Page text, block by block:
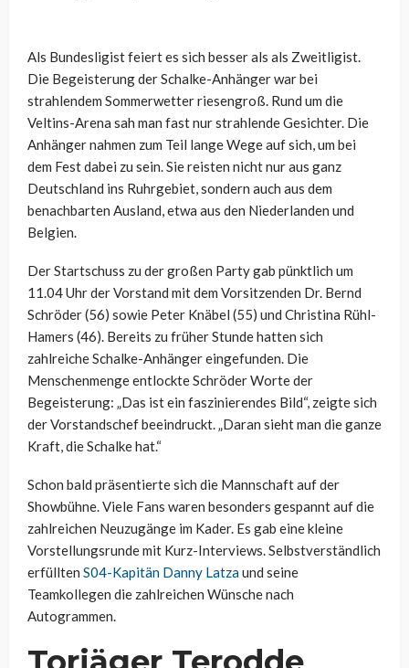
Als Bundesligist feiert es sich besser als als Zweitligist.
Die Begeisterung der Schalke-Anhänger war bei
strahlendem Sommerwetter riesengroß. Rund um die
Veltins-Arena sah man fast nur strahlende Gesichter. Die
Anhänger nahmen zum Teil lange Wege auf sich, um bei
dem Fest dabei zu sein. Sie reisten nicht nur aus ganz
Deutschland ins Ruhrgebiet, sondern auch aus dem
benachbarten Ausland, etwa aus den Niederlanden und
Belgien.
Der Startschuss zu der großen Party gab pünktlich um
11.04 Uhr der Vorstand mit dem Vorsitzenden Dr. Bernd
Schröder (56) sowie Peter Knäbel (55) und Christina Rühl-
Hamers (46). Bereits zu früher Stunde hatten sich
zahlreiche Schalke-Anhänger eingefunden. Die
Menschenmenge entlockte Schröder Worte der
Begeisterung: „Das ist ein faszinierendes Bild“, zeigte sich
der Vorstandschef beeindruckt. „Daran sieht man die ganze
Kraft, die Schalke hat.“
Schon bald präsentierte sich die Mannschaft auf der
Showbühne. Viele Fans waren besonders gespannt auf die
zahlreichen Neuzugänge im Kader. Es gab eine kleine
Vorstellungsrunde mit Kurz-Interviews. Selbstverständlich
erfüllten S04-Kapitän Danny Latzaund seine
Teamkollegen die zahlreichen Wünsche nach
Autogrammen.